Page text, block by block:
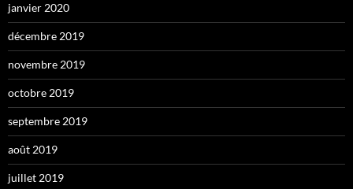
janvier 2020
décembre 2019
novembre 2019
octobre 2019
septembre 2019
août 2019
juillet 2019